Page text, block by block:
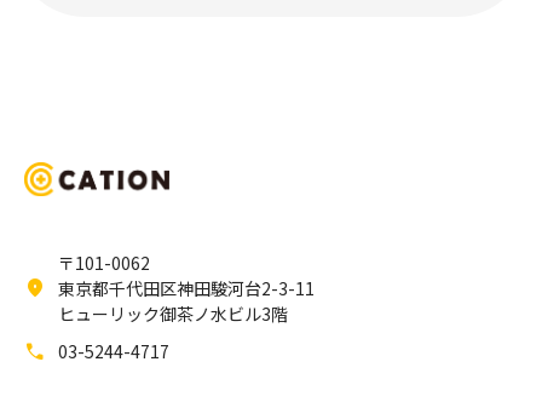
location_on
〒101-0062
東京都千代田区神田駿河台2-3-11
ヒューリック御茶ノ水ビル3階
call 03-5244-4717